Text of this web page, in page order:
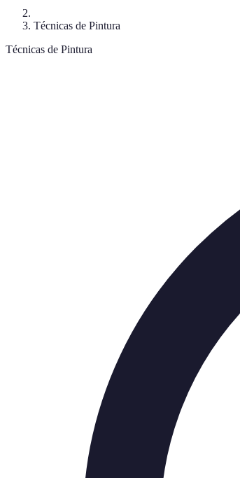
Técnicas de Pintura
Técnicas de Pintura